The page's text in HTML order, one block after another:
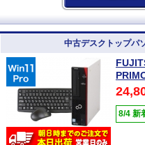
中古デスクトップパ
8/4 新